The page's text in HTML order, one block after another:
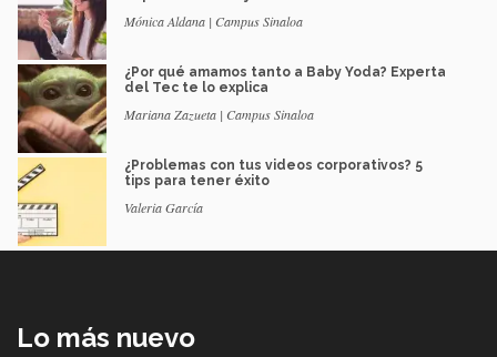
Mónica Aldana | Campus Sinaloa
¿Por qué amamos tanto a Baby Yoda? Experta
del Tec te lo explica
Mariana Zazueta | Campus Sinaloa
¿Problemas con tus videos corporativos? 5
tips para tener éxito
Valeria García
Lo más nuevo